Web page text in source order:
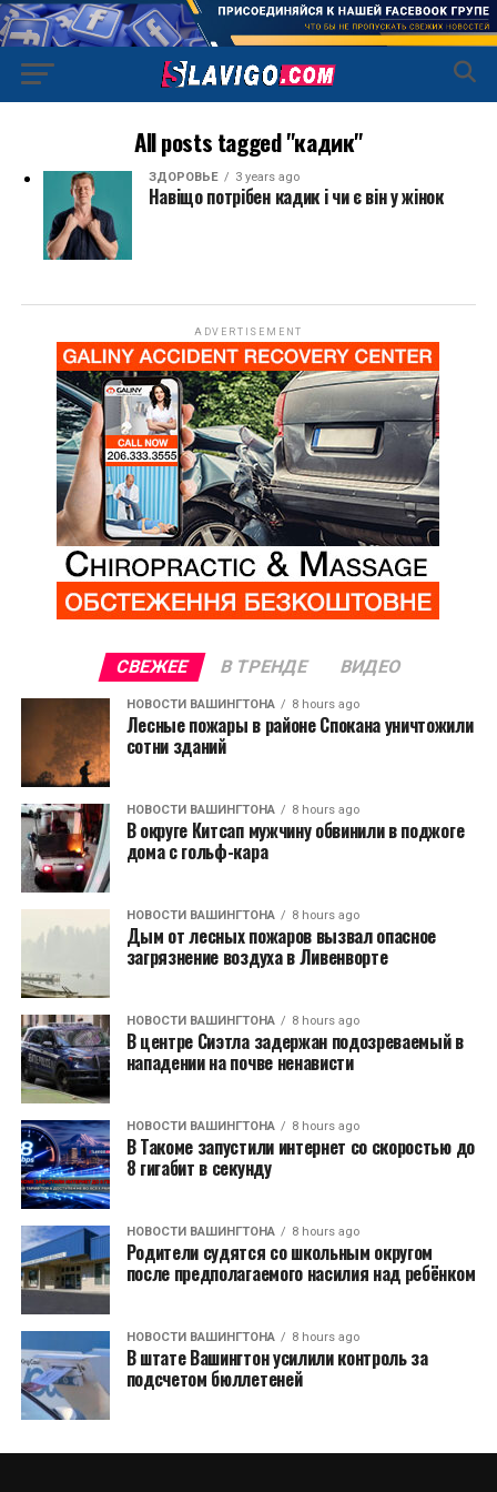
All posts tagged "кадик"
ЗДОРОВЬЕ 3 years ago
Навіщо потрібен кадик і чи є він у жінок
ADVERTISEMENT
СВЕЖЕЕ В ТРЕНДЕ ВИДЕО
НОВОСТИ ВАШИНГТОНА 8 hours ago
Лесные пожары в районе Спокана уничтожили
сотни зданий
НОВОСТИ ВАШИНГТОНА 8 hours ago
В округе Китсап мужчину обвинили в поджоге
дома с гольф-кара
НОВОСТИ ВАШИНГТОНА 8 hours ago
Дым от лесных пожаров вызвал опасное
загрязнение воздуха в Ливенворте
НОВОСТИ ВАШИНГТОНА 8 hours ago
В центре Сиэтла задержан подозреваемый в
нападении на почве ненависти
НОВОСТИ ВАШИНГТОНА 8 hours ago
В Такоме запустили интернет со скоростью до
8 гигабит в секунду
НОВОСТИ ВАШИНГТОНА 8 hours ago
Родители судятся со школьным округом
после предполагаемого насилия над ребёнком
НОВОСТИ ВАШИНГТОНА 8 hours ago
В штате Вашингтон усилили контроль за
подсчетом бюллетеней